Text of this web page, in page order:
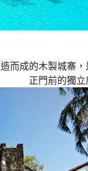
而成的木製城寨
正門前的獨